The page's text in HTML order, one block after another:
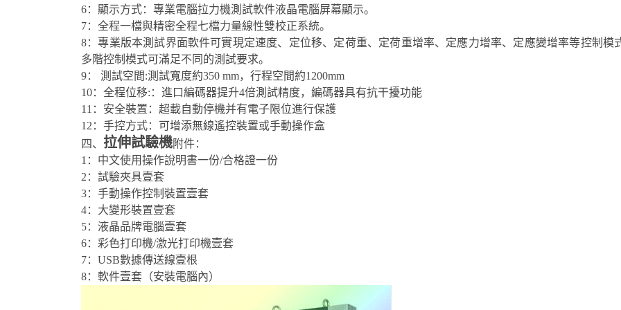
6：顯示方式：專業電腦拉力機測試軟件液晶電腦屏幕顯示。
7：全程一檔與精密全程七檔力量線性雙校正系統。
8：專業版本測試界面軟件可實現定速度、定位移、定荷重、定荷重增率、定應力增率、定應變增率等控制模
多階控制模式可滿足不同的測試要求。
9： 測試空間:測試寬度約350 mm，行程空間約1200mm
10：全程位移:：進口編碼器提升4倍測試精度，編碼器具有抗干擾功能
11：安全裝置：超載自動停機并有電子限位進行保護
12：手控方式：可增添無線遙控裝置或手動操作盒
四、 拉伸試驗機附件：
1：中文使用操作說明書一份/合格證一份
2：試驗夾具壹套
3：手動操作控制裝置壹套
4：大變形裝置壹套
5：液晶品牌電腦壹套
6：彩色打印機/激光打印機壹套
7：USB數據傳送線壹根
8：軟件壹套（安裝電腦內）